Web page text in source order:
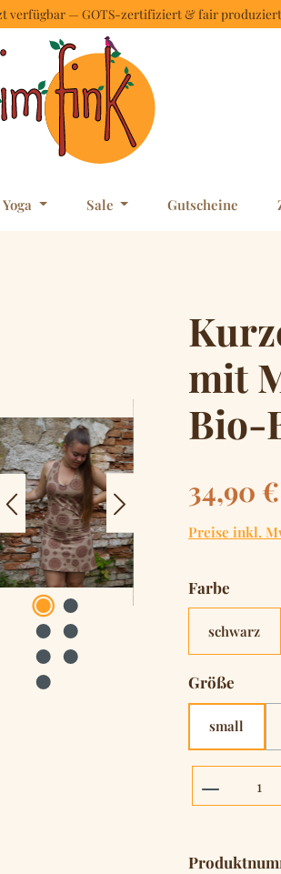
verfügbar — GOTS-zertifiziert & fair produziert
Yoga Sale Gutscheine
mit
Bio-
Regulärer
34,90 €
Preise inkl.
Farbe
schwarz
Größe
small